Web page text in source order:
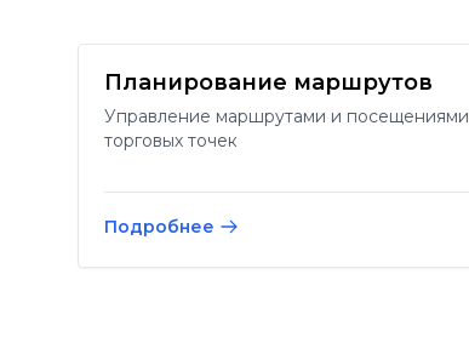
Планирование маршрутов
Управление маршрутами и посещениями
торговых точек
Подробнее